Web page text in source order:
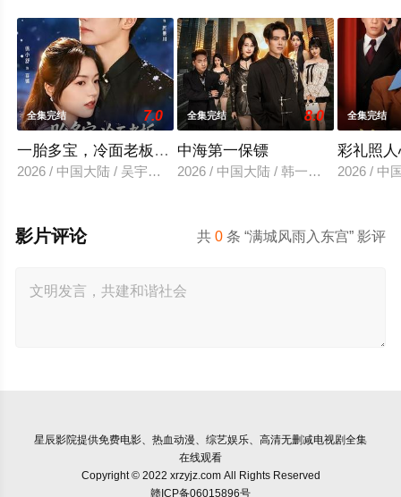
全集完结 7.0
一胎多宝，冷面老板拥我入怀
2026 / 中国大陆 / 吴宇航＆徐小舒
全集完结 8.0
中海第一保镖
2026 / 中国大陆 / 韩一波＆冷梓昕
全集完结
彩礼照
2026 / 中
共0 条 “满城风雨入东宫” 影评
影片评论
星辰影院提供免费电影、热血动漫、综艺娱乐、高清无删减电视剧全集
在线观看
Copyright © 2022 xrzyjz.com All Rights Reserved
赣ICP备06015896号